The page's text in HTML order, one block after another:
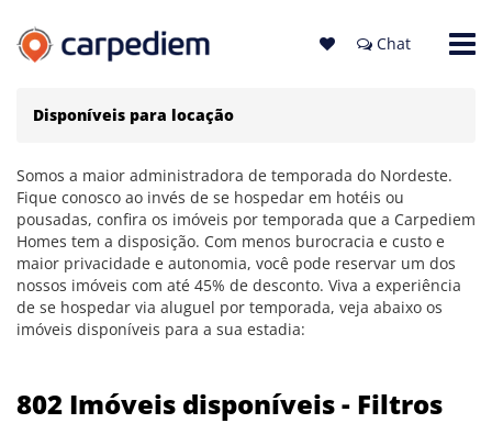
Chat
Disponíveis para locação
Somos a maior administradora de temporada do Nordeste.
Fique conosco ao invés de se hospedar em hotéis ou
pousadas, confira os imóveis por temporada que a Carpediem
Homes tem a disposição. Com menos burocracia e custo e
maior privacidade e autonomia, você pode reservar um dos
nossos imóveis com até 45% de desconto. Viva a experiência
de se hospedar via aluguel por temporada, veja abaixo os
imóveis disponíveis para a sua estadia:
802 Imóveis disponíveis - Filtros